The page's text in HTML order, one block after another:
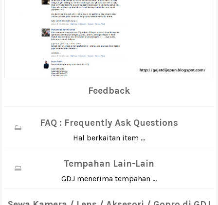
Feedback
FAQ : Frequently Ask Questions
Hal berkaitan item ...
Tempahan Lain-Lain
GDJ menerima tempahan ...